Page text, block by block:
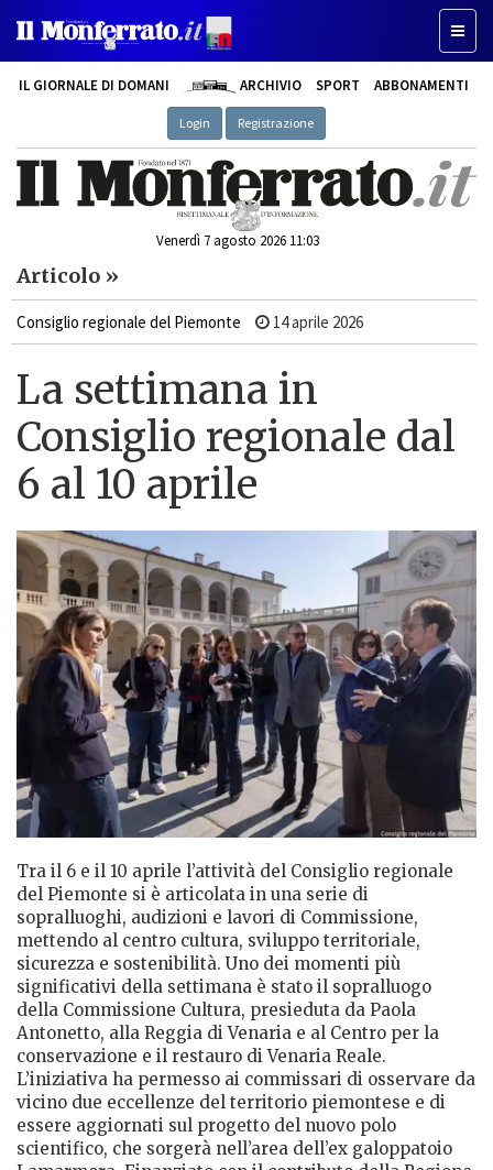
IL GIORNALE DI DOMANI ARCHIVIO SPORT ABBONAMENTI
Login Registrazione
Venerdì 7 agosto 2026 11:03
Articolo »
Consiglio regionale del Piemonte 14 aprile 2026
La settimana in
Consiglio regionale dal
6 al 10 aprile
Tra il 6 e il 10 aprile l’attività del Consiglio regionale
del Piemonte si è articolata in una serie di
sopralluoghi, audizioni e lavori di Commissione,
mettendo al centro cultura, sviluppo territoriale,
sicurezza e sostenibilità. Uno dei momenti più
significativi della settimana è stato il sopralluogo
della Commissione Cultura, presieduta da Paola
Antonetto, alla Reggia di Venaria e al Centro per la
conservazione e il restauro di Venaria Reale.
L’iniziativa ha permesso ai commissari di osservare da
vicino due eccellenze del territorio piemontese e di
essere aggiornati sul progetto del nuovo polo
scientifico, che sorgerà nell’area dell’ex galoppatoio